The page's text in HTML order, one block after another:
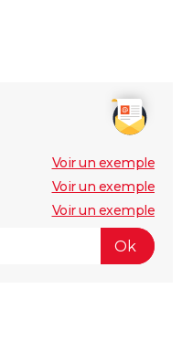
Voir un exemple
Voir un exemple
Voir un exemple